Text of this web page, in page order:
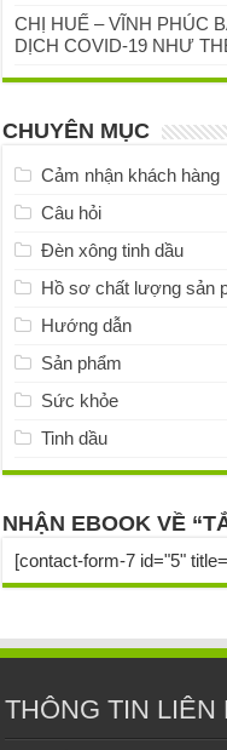
CHỊ HUẾ – VĨNH PHÚC
DỊCH COVID-19 NHƯ
CHUYÊN MỤC
Cảm nhận khách hàng
Câu hỏi
Đèn xông tinh dầu
Hồ sơ chất lượng sản
Hướng dẫn
Sản phẩm
Sức khỏe
Tinh dầu
NHẬN EBOOK VỀ
[contact-form-7 id="5"
THÔNG TIN LIÊN